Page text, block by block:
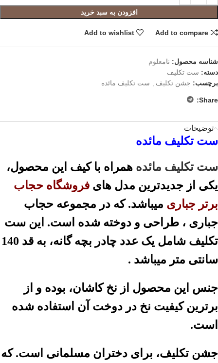
افزودن به سبد خرید
Add to compare
Add to wishlist
شناسه محصول: نامعلوم
دسته: ست تکلیف
برچسب: جشن تکلیف ست تکلیف مائده
Share:
توضیحات
ست تکلیف مائده
ست تکلیف مائده همراه با کیف این محصول،
یکی از جدیدترین مدل های فروشگاه حجاب
برتر جباری میباشد. که در مجموعه حجاب
جباری ، طراحی و دوخته شده است. این ست
تکلیف شامل یک عدد چادر بچه گانه، به قد 140
سانتی متر میباشد .
جنس این محصول از نخ کاشان، بوده و از
برترین کیفیت نخ در دوخت آن استفاده شده
است.
جشن تکلیف، برای دختران مسلمانی است. که